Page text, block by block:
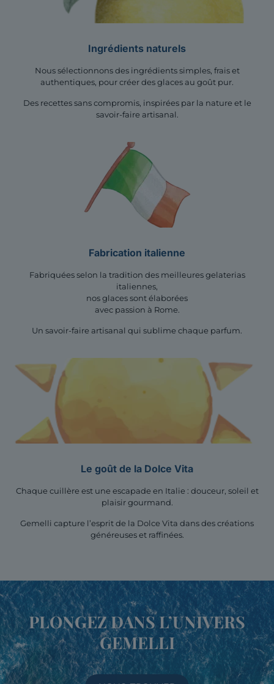
Ingrédients naturels
Nous sélectionnons des ingrédients simples, frais et
authentiques, pour créer des glaces au goût pur.
Des recettes sans compromis, inspirées par la nature et le
savoir-faire artisanal.
Fabrication italienne
Fabriquées selon la tradition des meilleures gelaterias
italiennes,
nos glaces sont élaborées
avec passion à Rome.
Un savoir-faire artisanal qui sublime chaque parfum.
Le goût de la Dolce Vita
Chaque cuillère est une escapade en Italie : douceur, soleil et
plaisir gourmand.
Gemelli capture l’esprit de la Dolce Vita dans des créations
généreuses et raffinées.
PLONGEZ DANS L’UNIVERS
GEMELLI